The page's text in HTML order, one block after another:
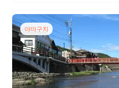
선에서 […]
야마구치